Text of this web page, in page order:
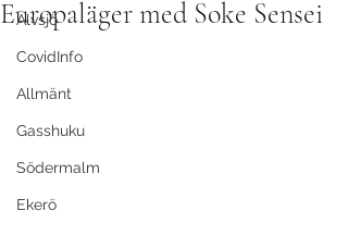
Älvsjö
CovidInfo
Allmänt
Gasshuku
Södermalm
Ekerö
Europaläger med Soke Sensei